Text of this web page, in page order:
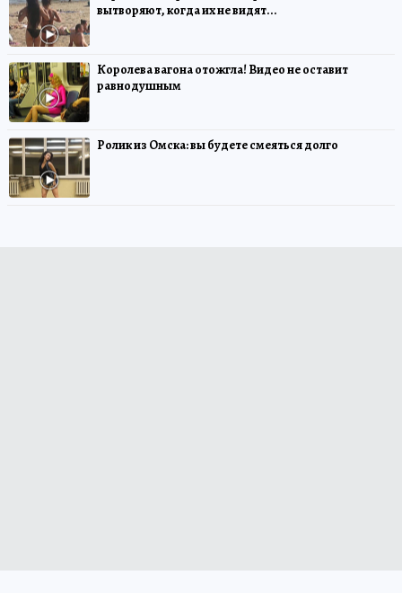
вытворяют, когда их не видят...
Королева вагона отожгла! Видео не оставит
равнодушным
Ролик из Омска: вы будете смеяться долго